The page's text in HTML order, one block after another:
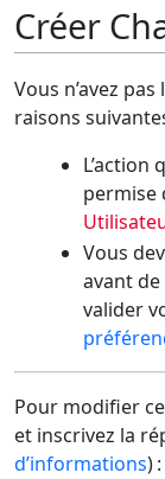
Créer
Vous n’avez
raisons
L’action
permise
Vous
avant
valider
Pour modifier
et inscrivez la
d’informations) :